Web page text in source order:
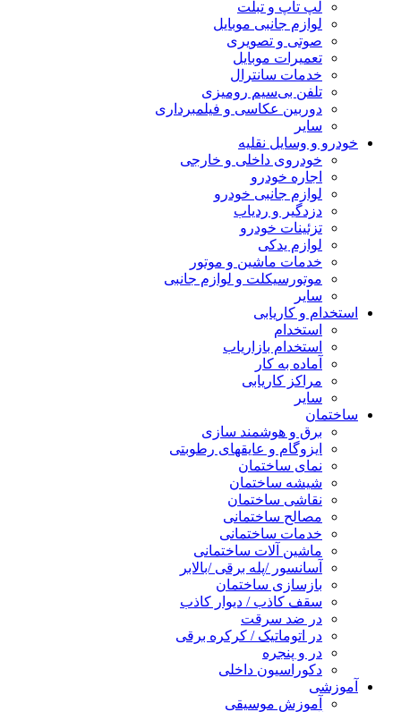
لپ تاپ و تبلت
لوازم جانبی موبایل
صوتی و تصویری
تعمیرات موبایل
خدمات سانترال
تلفن بی‌سیم رومیزی
دوربین عکاسی و فیلمبرداری
سایر
خودرو و وسایل نقلیه
خودروی داخلی و خارجی
اجاره خودرو
لوازم جانبی خودرو
دزدگیر و ردیاب
تزئینات خودرو
لوازم یدکی
خدمات ماشین و موتور
موتورسیکلت و لوازم جانبی
سایر
استخدام و کاریابی
استخدام
استخدام بازاریاب
آماده به کار
مراکز کاریابی
سایر
ساختمان
برق و هوشمند سازی
ایزوگام و عایقهای رطوبتی
نمای ساختمان
شیشه ساختمان
نقاشی ساختمان
مصالح ساختمانی
خدمات ساختمانی
ماشین آلات ساختمانی
آسانسور /پله برقی /بالابر
بازسازی ساختمان
سقف کاذب / دیوار کاذب
در ضد سرقت
در اتوماتیک / کرکره برقی
در و پنجره
دکوراسیون داخلی
آموزشی
آموزش موسیقی